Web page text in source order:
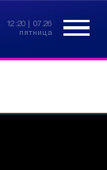
12:20 | 07.26
пятница